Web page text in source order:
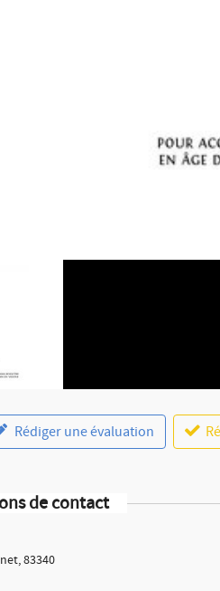
Rédiger une évaluation
de contact
83340